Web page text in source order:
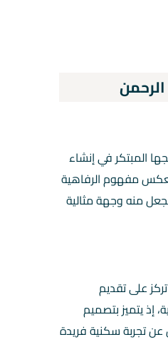
المبتكر في إنشاء
مفهوم الرفاهية
منه وجهة مثالية
على تقديم
إذ يتميز بتصميم
تجربة سكنية فريدة